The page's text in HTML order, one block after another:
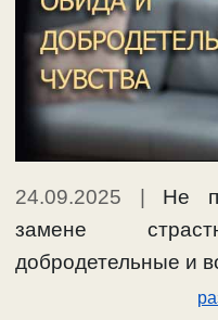
24.09.2025
Не
замене
добродетельные и